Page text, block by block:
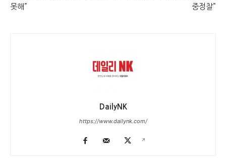
못해”
중정찰”
DailyNK
https://www.dailynk.com/